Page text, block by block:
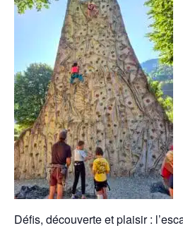
Défis, découverte et plaisir :